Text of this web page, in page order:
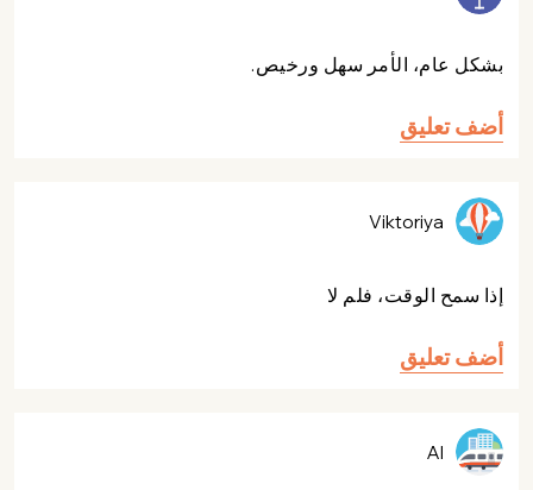
بشكل عام، الأمر سهل ورخيص.
أضف تعليق
Viktoriya
إذا سمح الوقت، فلم لا
أضف تعليق
Al